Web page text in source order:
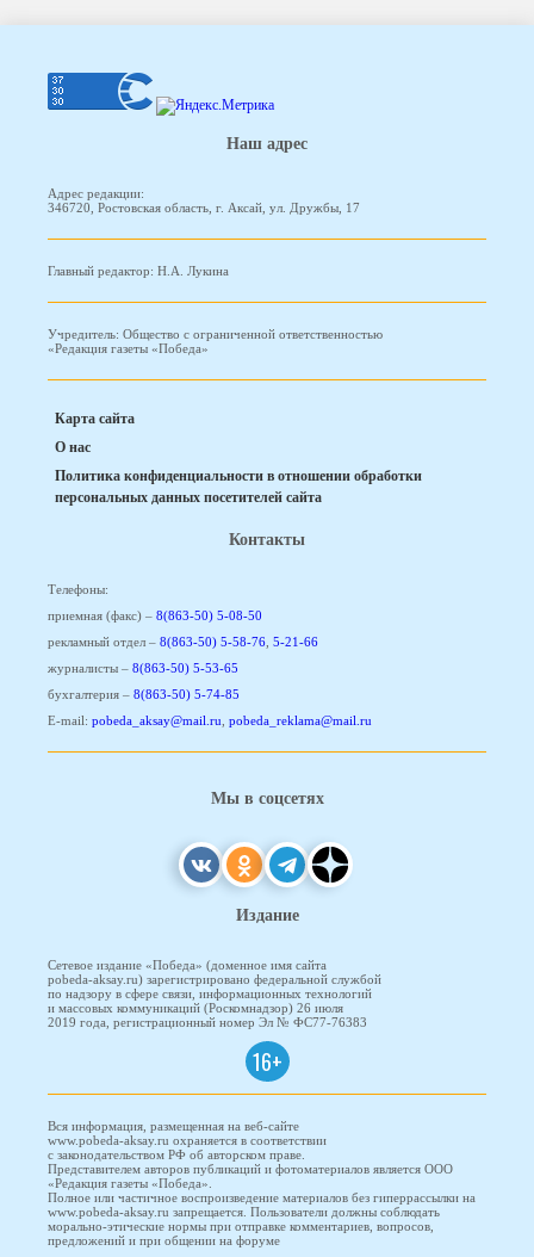
Наш адрес
Адрес редакции:
346720, Ростовская область, г. Аксай, ул. Дружбы, 17
Главный редактор: Н.А. Лукина
Учредитель: Общество с ограниченной ответственностью
«Редакция газеты «Победа»
Карта сайта
О нас
Политика конфиденциальности в отношении обработки
персональных данных посетителей сайта
Контакты
Телефоны:
приемная (факс) – 8(863-50) 5-08-50
рекламный отдел – 8(863-50) 5-58-76, 5-21-66
журналисты – 8(863-50) 5-53-65
бухгалтерия – 8(863-50) 5-74-85
E-mail: pobeda_aksay@mail.ru, pobeda_reklama@mail.ru
Мы в соцсетях
Издание
Сетевое издание «Победа» (доменное имя сайта
pobeda-aksay.ru) зарегистрировано федеральной службой
по надзору в сфере связи, информационных технологий
и массовых коммуникаций (Роскомнадзор) 26 июля
2019 года, регистрационный номер Эл № ФС77-76383
16+
Вся информация, размещенная на веб-сайте
www.pobeda-aksay.ru охраняется в соответствии
с законодательством РФ об авторском праве.
Представителем авторов публикаций и фотоматериалов является ООО
«Редакция газеты «Победа».
Полное или частичное воспроизведение материалов без гиперрассылки на
www.pobeda-aksay.ru запрещается. Пользователи должны соблюдать
морально-этические нормы при отправке комментариев, вопросов,
предложений и при общении на форуме